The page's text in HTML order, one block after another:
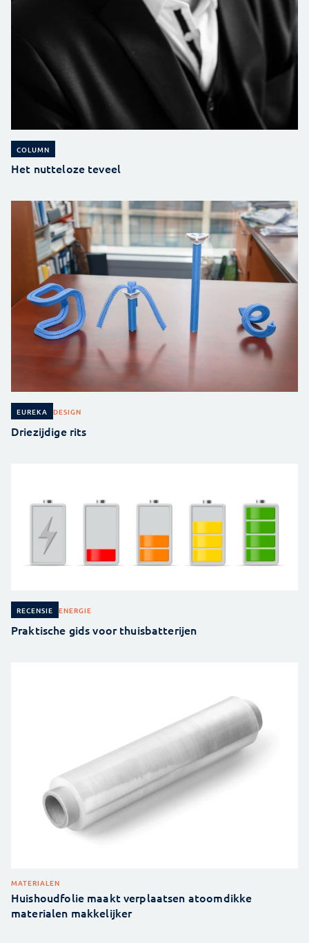
COLUMN
Het nutteloze teveel
EUREKA DESIGN
Driezijdige rits
RECENSIE ENERGIE
Praktische gids voor thuisbatterijen
MATERIALEN
Huishoudfolie maakt verplaatsen atoomdikke
materialen makkelijker